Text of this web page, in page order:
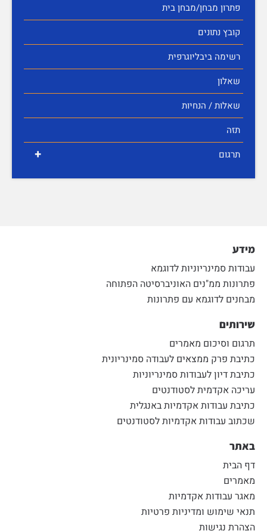
פתרון מבחן/מבחן בית
קובץ נתונים
רשימה ביבליוגרפית
שאלון
שאלות / הנחיות
תזה
+ תרגום
מידע
עבודות סמינריוניות לדוגמא
פתרונות ממ"נים האוניברסיטה הפתוחה
מבחנים לדוגמא עם פתרונות
שירותים
תרגום וסיכום מאמרים
כתיבת פרק ממצאים לעבודה סמינריונית
כתיבת דיון לעבודות סמינריוניות
עריכה אקדמית לסטודנטים
כתיבת עבודות אקדמיות באנגלית
שכתוב עבודות אקדמיות לסטודנטים
באתר
דף הבית
מאמרים
מאגר עבודות אקדמיות
תנאי שימוש ומדיניות פרטיות
הצהרת נגישות